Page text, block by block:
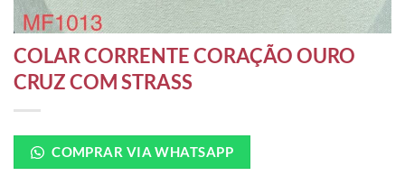
COLAR CORRENTE CORAÇÃO OURO
CRUZ COM STRASS
COMPRAR VIA WHATSAPP